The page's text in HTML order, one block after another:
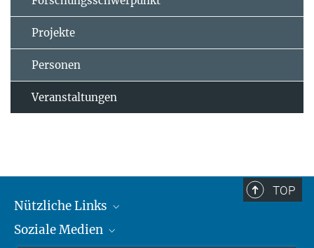
Projekte
Personen
Veranstaltungen
TOP
Nützliche Links
MMG Alumni Corner
Soziale Medien